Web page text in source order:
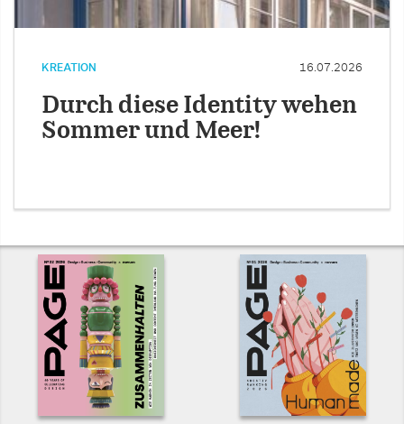
KREATION 16.07.2026
Durch diese Identity wehen
Sommer und Meer!